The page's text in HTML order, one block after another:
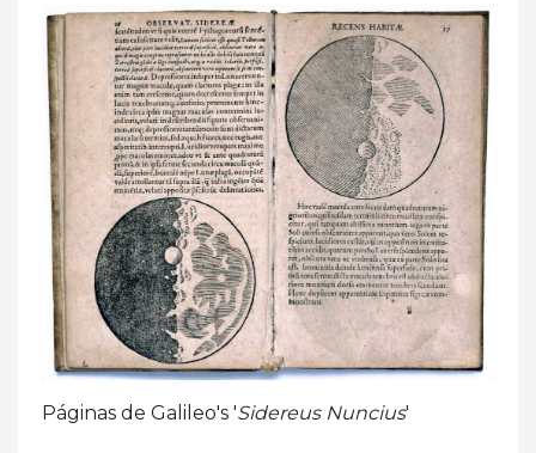
Páginas de Galileo's 'Sidereus Nuncius'